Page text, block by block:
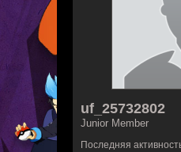
uf_25732802
Junior Member
Последняя